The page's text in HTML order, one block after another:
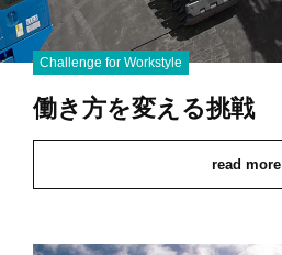
Challenge for Workstyle
働き方を変える挑戦
read more